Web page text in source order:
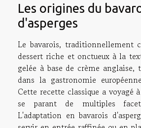
Les origines du
d'asperges
Le bavarois, traditionnellement
dessert riche et onctueux à la
gelée à base de crème anglaise,
dans la gastronomie
Cette recette classique a voyagé
se parant de multiples
L'adaptation en bavarois